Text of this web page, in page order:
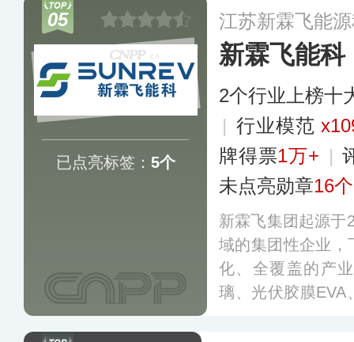
效益为一体的溴
05
已点亮标签： 5个
江苏新霖飞能
新霖飞能科
2个行业上榜十
| 行业模范
牌得票1万+ |
未点亮勋章16个
新霖飞集团起源于
域的集团性企业，
化、全覆盖的产
璃、光伏胶膜EVA